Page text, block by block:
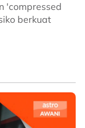
'compressed
berkuat